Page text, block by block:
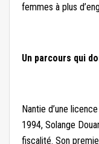
femmes à plus
Un parcours qui
Nantie d’une
1994, Solange
fiscalité. Son